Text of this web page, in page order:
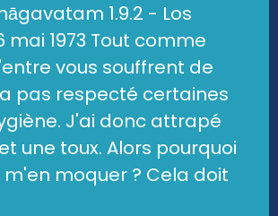
1.9.2 - Los
mai 1973 Tout comme
vous souffrent de
pas respecté certaines
J'ai donc attrapé
une toux. Alors pourquoi
moquer ? Cela doit